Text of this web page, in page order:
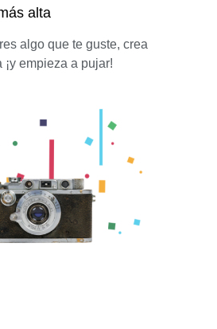
alta
algo que te guste, crea
empieza a pujar!